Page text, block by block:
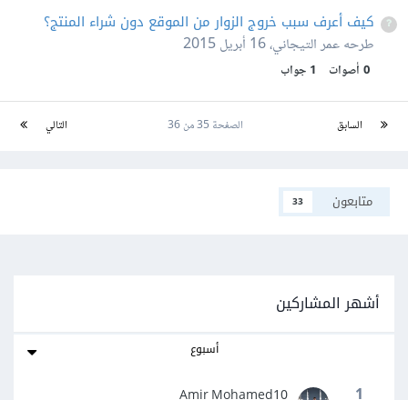
كيف أعرف سبب خروج الزوار من الموقع دون شراء المنتج؟
طرحهعمر التيجاني،16 أبريل 2015
0 أصوات 1 جواب
السابق التالي الصفحة 35 من 36
متابعون 33
أشهر المشاركين
أسبوع